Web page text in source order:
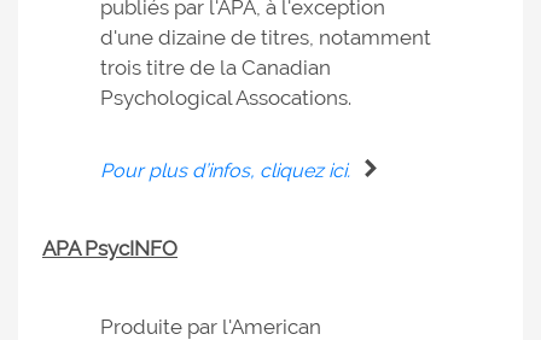
publiés par l'APA, à l'exception
d'une dizaine de titres, notamment
trois titre de la Canadian
Psychological Assocations.
Pour plus d’infos, cliquez ici.
APA PsycINFO
Produite par l'American